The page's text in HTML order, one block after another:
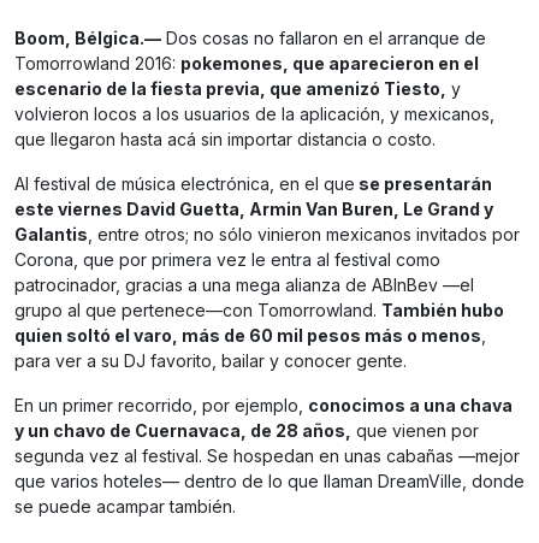
Boom, Bélgica.— Dos cosas no fallaron en el arranque de
Tomorrowland 2016: pokemones, que aparecieron en el
escenario de la fiesta previa, que amenizó Tiesto, y
volvieron locos a los usuarios de la aplicación, y mexicanos,
que llegaron hasta acá sin importar distancia o costo.
Al festival de música electrónica, en el que se presentarán
este viernes David Guetta, Armin Van Buren, Le Grand y
Galantis , entre otros; no sólo vinieron mexicanos invitados por
Corona, que por primera vez le entra al festival como
patrocinador, gracias a una mega alianza de ABInBev —el
grupo al que pertenece—con Tomorrowland. También hubo
quien soltó el varo, más de 60 mil pesos más o menos
para ver a su DJ favorito, bailar y conocer gente.
En un primer recorrido, por ejemplo, conocimos a una chava
y un chavo de Cuernavaca, de 28 años, que vienen por
segunda vez al festival. Se hospedan en unas cabañas —mejor
que varios hoteles— dentro de lo que llaman DreamVille, donde
se puede acampar también.